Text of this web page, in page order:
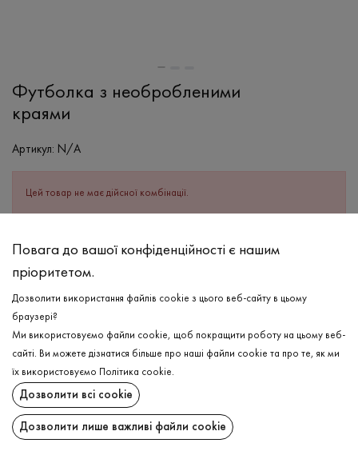
Футболка з необробленими
краями
Артикул: N/A
Цей товар не має дійсної комбінації.
ОПИС
СКЛАД
Бавовна - 95%, Еластан - 5%
ДОГЛЯД
Прання в холодній воді (до 30 ° C)
Відбілювання заборонено
Прасувати при середній температурі
Щадний віджим і сушка
ДОСТАВКА
ПОВЕРНЕННЯ
Повага до вашої конфіденційності є нашим
пріоритетом.
Дозволити використання файлів cookie з цього веб-сайту в цьому
браузері?
Ми використовуємо файли cookie, щоб покращити роботу на цьому веб-
сайті. Ви можете дізнатися більше про наші файли cookie та про те, як ми
їх використовуємо
Політика cookie.
Дозволити всі cookie
Дозволити лише важливі файли cookie